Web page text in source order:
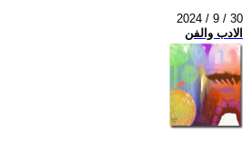
2024 / 9 / 30
الادب والفن